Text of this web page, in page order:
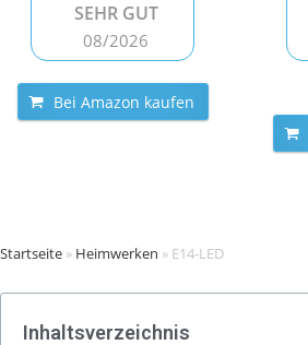
SEHR GUT
08/2026
Bei Amazon kaufen
Startseite » Heimwerken » E14-LED
Inhaltsverzeichnis